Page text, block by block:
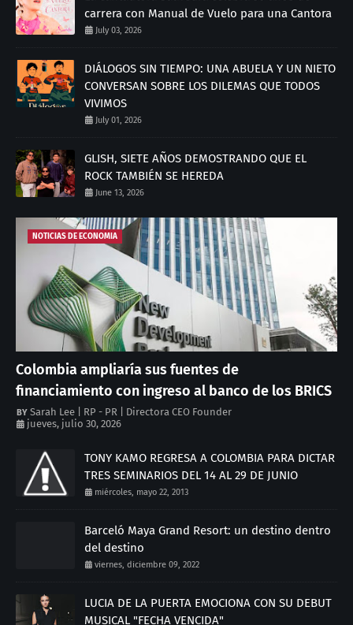
carrera con Manual de Vuelo para una Cantora
July 03, 2026
DIÁLOGOS SIN TIEMPO: UNA ABUELA Y UN NIETO
CONVERSAN SOBRE LOS DILEMAS QUE TODOS
VIVIMOS
July 01, 2026
GLISH, SIETE AÑOS DEMOSTRANDO QUE EL
ROCK TAMBIÉN SE HEREDA
June 13, 2026
NOTICIAS DE ECONOMIA
Colombia ampliaría sus fuentes de
financiamiento con ingreso al banco de los BRICS
Sarah Lee | RP - PR | Directora CEO Founder
jueves, julio 30, 2026
TONY KAMO REGRESA A COLOMBIA PARA DICTAR
TRES SEMINARIOS DEL 14 AL 29 DE JUNIO
miércoles, mayo 22, 2013
Barceló Maya Grand Resort: un destino dentro
del destino
viernes, diciembre 09, 2022
LUCIA DE LA PUERTA EMOCIONA CON SU DEBUT
MUSICAL "FECHA VENCIDA"